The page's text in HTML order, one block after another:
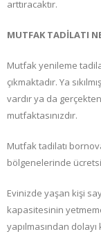
arttıracaktır.
MUTFAK TADİLATI
Mutfak yenileme
çıkmaktadır. Ya
vardır ya da
mutfaktasınızdır.
Mutfak tadilatı
bölgenelerinde
Evinizde yaşan kişi
kapasitesinin
yapılmasından dolayı